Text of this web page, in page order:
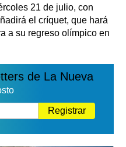
21 de julio, con
el críquet, que hará
a su regreso olímpico en
de La Nueva
Registrar